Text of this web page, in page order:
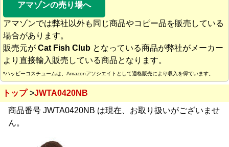
アマゾンの売り場へ
アマゾンでは弊社以外も同じ商品やコピー品を販売している
場合があります。
販売元が Cat Fish Club となっている商品が弊社がメーカー
より直接輸入販売している商品となります。
*ハッピーコスチュームは、Amazonアソシエイトとして適格販売により収入を得ています。
トップ
JWTA0420NB
商品番号 JWTA0420NB は現在、お取り扱いがございませ
ん。